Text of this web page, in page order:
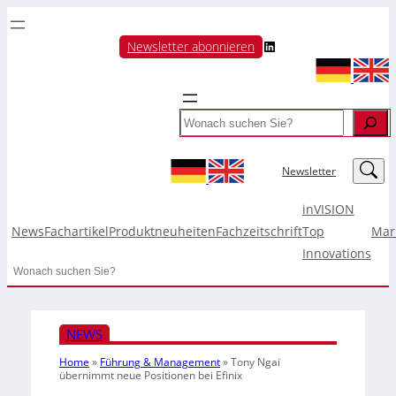
Newsletter abonnieren LinkedIn
Search
Newsletter LinkedIn
NewsFachartikelProduktneuheitenFachzeitschrift
inVISION
Top
Innovations
Search
NEWS
Home » Führung & Management»Tony Ngai
übernimmt neue Positionen bei Efinix